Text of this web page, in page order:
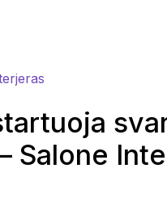
Salone